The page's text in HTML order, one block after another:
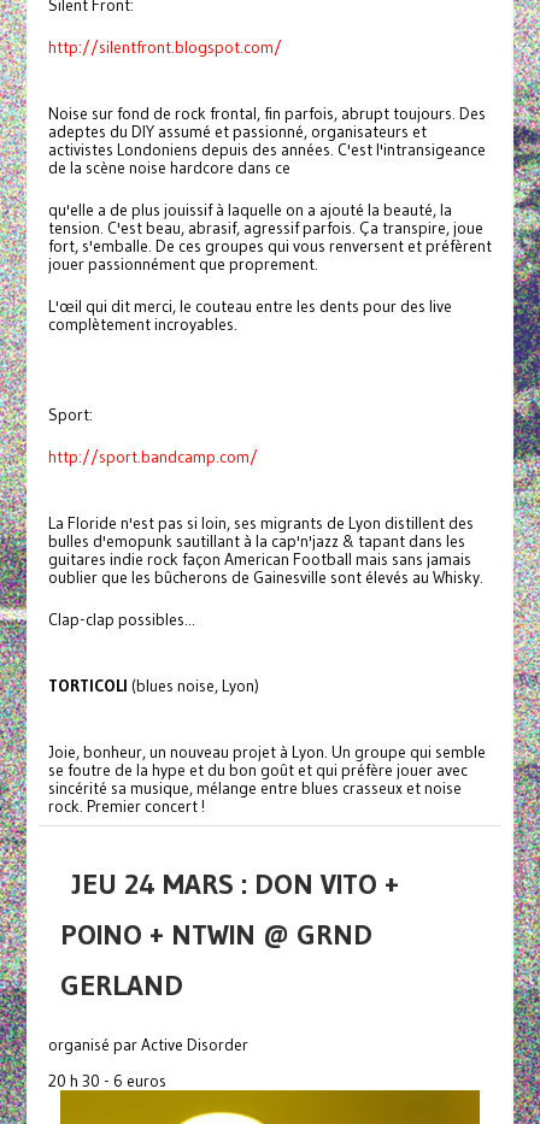
Silent Front:
http://silentfront.blogspot.com/
Noise sur fond de rock frontal, fin parfois, abrupt toujours. Des
adeptes du DIY assumé et passionné, organisateurs et
activistes Londoniens depuis des années. C'est l'intransigeance
de la scène noise hardcore dans ce
qu'elle a de plus jouissif à laquelle on a ajouté la beauté, la
tension. C'est beau, abrasif, agressif parfois. Ça transpire, joue
fort, s'emballe. De ces groupes qui vous renversent et préfèrent
jouer passionnément que proprement.
L'œil qui dit merci, le couteau entre les dents pour des live
complètement incroyables.
Sport:
http://sport.bandcamp.com/
La Floride n'est pas si loin, ses migrants de Lyon distillent des
bulles d'emopunk sautillant à la cap'n'jazz & tapant dans les
guitares indie rock façon American Football mais sans jamais
oublier que les bûcherons de Gainesville sont élevés au Whisky.
Clap-clap possibles...
TORTICOLI (blues noise, Lyon)
Joie, bonheur, un nouveau projet à Lyon. Un groupe qui semble
se foutre de la hype et du bon goût et qui préfère jouer avec
sincérité sa musique, mélange entre blues crasseux et noise
rock. Premier concert !
JEU 24 MARS : DON VITO +
POINO + NTWIN @ GRND
GERLAND
organisé par Active Disorder
20 h 30 - 6 euros